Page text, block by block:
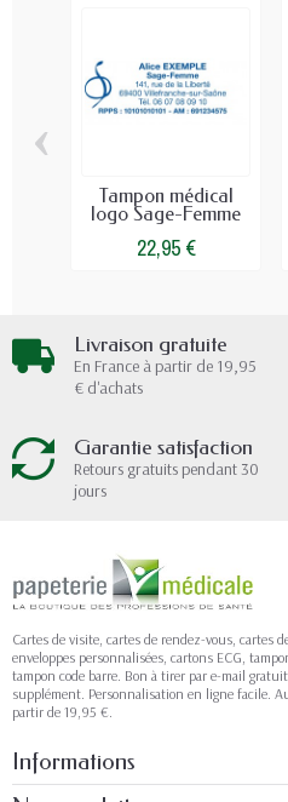
Tampon médical
logo Sage-Femme
22,95 €
‹
Livraison gratuite
En France à partir de 19,95
€ d'achats
Garantie satisfaction
Retours gratuits pendant 30
jours
Cartes de visite, cartes de rendez-vous, cartes
enveloppes personnalisées, cartons ECG,
tampon code barre. Bon à tirer par e-mail
supplément. Personnalisation en ligne facile.
partir de 19,95 €.
Informations